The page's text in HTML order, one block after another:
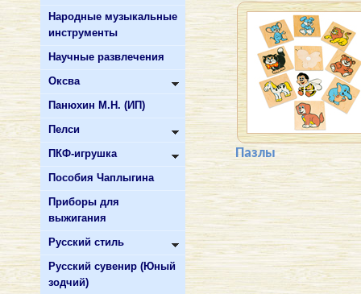
Народные музыкальные
инструменты
Научные развлечения
Оксва
Панюхин М.Н. (ИП)
Пелси
ПКФ-игрушка
Пособия Чаплыгина
Приборы для
выжигания
Русский стиль
Русский сувенир (Юный
зодчий)
Пазлы